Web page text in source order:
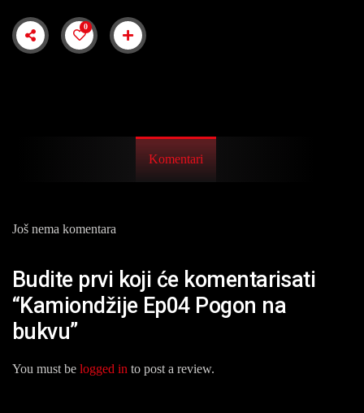
0
Komentari
Još nema komentara
Budite prvi koji će komentarisati
“Kamiondžije Ep04 Pogon na
bukvu”
You must be logged in to post a review.